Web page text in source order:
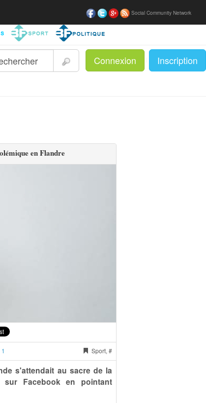
Connexion Inscription
Social Community Network
en Flandre
1 Sport, #
s'attendait au sacre de la
Facebook en pointant